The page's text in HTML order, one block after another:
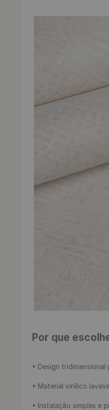
Por que
• Design
• Material vinílico
• Instalação simples e